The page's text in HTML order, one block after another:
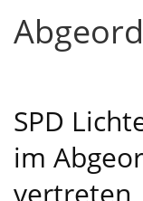
SPD
im
vertreten